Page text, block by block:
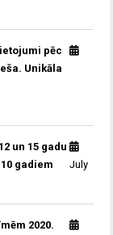
pēc
Unikāla
un 15 gadu
gadiem
July
2020.